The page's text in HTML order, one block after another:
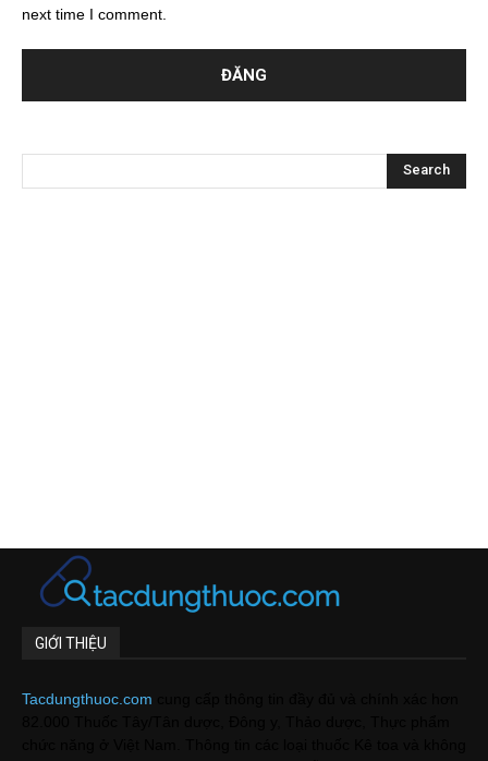
next time I comment.
GIỚI THIỆU
Tacdungthuoc.com